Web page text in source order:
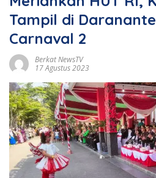
Tampil di
Carnaval 2
Berkat NewsTV
17 Agustus 2023